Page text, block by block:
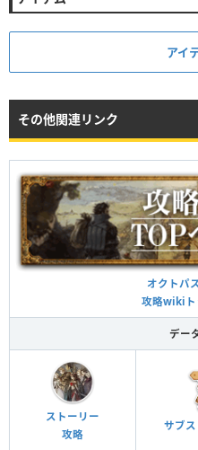
アイ
その他関連リンク
オクトパ
攻略wikiト
デー
ストーリー
攻略
サブ